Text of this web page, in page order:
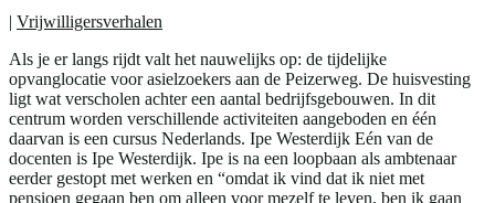
| Vrijwilligersverhalen
Als je er langs rijdt valt het nauwelijks op: de tijdelijke
opvanglocatie voor asielzoekers aan de Peizerweg. De huisvesting
ligt wat verscholen achter een aantal bedrijfsgebouwen. In dit
centrum worden verschillende activiteiten aangeboden en één
daarvan is een cursus Nederlands. Ipe Westerdijk Eén van de
docenten is Ipe Westerdijk. Ipe is na een loopbaan als ambtenaar
eerder gestopt met werken en “omdat ik vind dat ik niet met
pensioen gegaan ben om alleen voor mezelf te leven, ben ik gaan